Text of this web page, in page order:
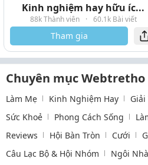
Kinh nghiệm hay hữu íc...
88k Thành viên · 60.1k Bài viết
Tham gia
Chuyên mục Webtretho
Làm Mẹ Kinh Nghiệm Hay
Sức Khoẻ
Phong Cách Sống
Reviews
Hội Bàn Tròn Cưới
Câu Lạc Bộ & Hội Nhóm
Ngôi